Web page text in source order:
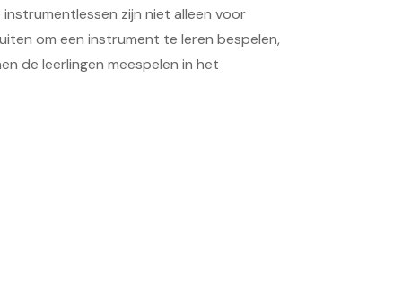
zijn niet alleen voor
om een instrument te leren bespelen,
de leerlingen meespelen in het